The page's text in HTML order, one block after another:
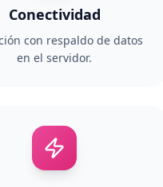
Conectividad
con respaldo de datos
en el servidor.